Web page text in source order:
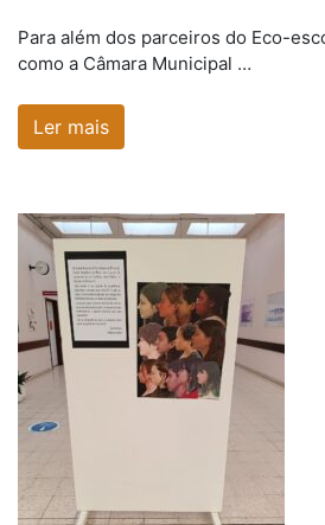
Para além dos parceiros do Eco-
como a Câmara Municipal …
Ler mais